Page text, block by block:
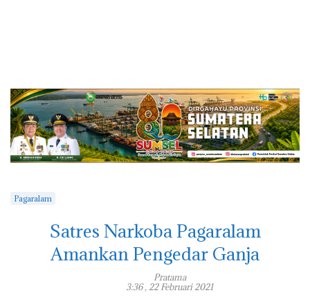
Pagaralam
Satres Narkoba Pagaralam
Amankan Pengedar Ganja
Pratama
3:36 , 22 Februari 2021